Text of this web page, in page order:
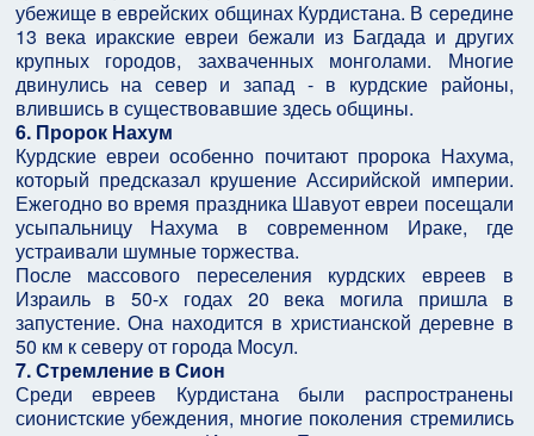
убежище в еврейских общинах Курдистана. В середине
13 века иракские евреи бежали из Багдада и других
крупных городов, захваченных монголами. Многие
двинулись на север и запад - в курдские районы,
влившись в существовавшие здесь общины.
6. Пророк Нахум
Курдские евреи особенно почитают пророка Нахума,
который предсказал крушение Ассирийской империи.
Ежегодно во время праздника Шавуот евреи посещали
усыпальницу Нахума в современном Ираке, где
устраивали шумные торжества.
После массового переселения курдских евреев в
Израиль в 50-х годах 20 века могила пришла в
запустение. Она находится в христианской деревне в
50 км к северу от города Мосул.
7. Стремление в Сион
Среди евреев Курдистана были распространены
сионистские убеждения, многие поколения стремились